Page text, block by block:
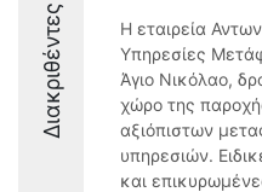
Διακριθέντες
Η εταιρεία
Υπηρεσίες
Άγιο Νικόλαο,
χώρο της
αξιόπιστων
υπηρεσιών.
και